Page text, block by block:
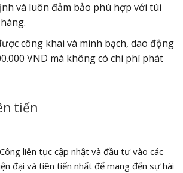
và luôn đảm bảo phù hợp với túi
công khai và minh bạch, dao động
VND mà không có chi phí phát
tiến
liên tục cập nhật và đầu tư vào các
đại và tiên tiến nhất để mang đến sự hài